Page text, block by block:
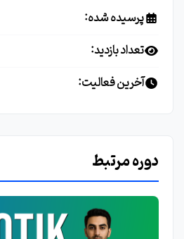
پرسیده شده:
تعداد بازدید:
آخرین فعالیت:
دوره مرتبط